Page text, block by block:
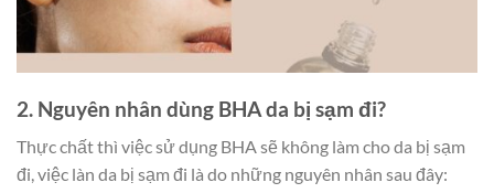
2. Nguyên nhân dùng BHA da bị sạm đi?
Thực chất thì việc sử dụng BHA sẽ không làm cho da bị sạm
đi, việc làn da bị sạm đi là do những nguyên nhân sau đây: